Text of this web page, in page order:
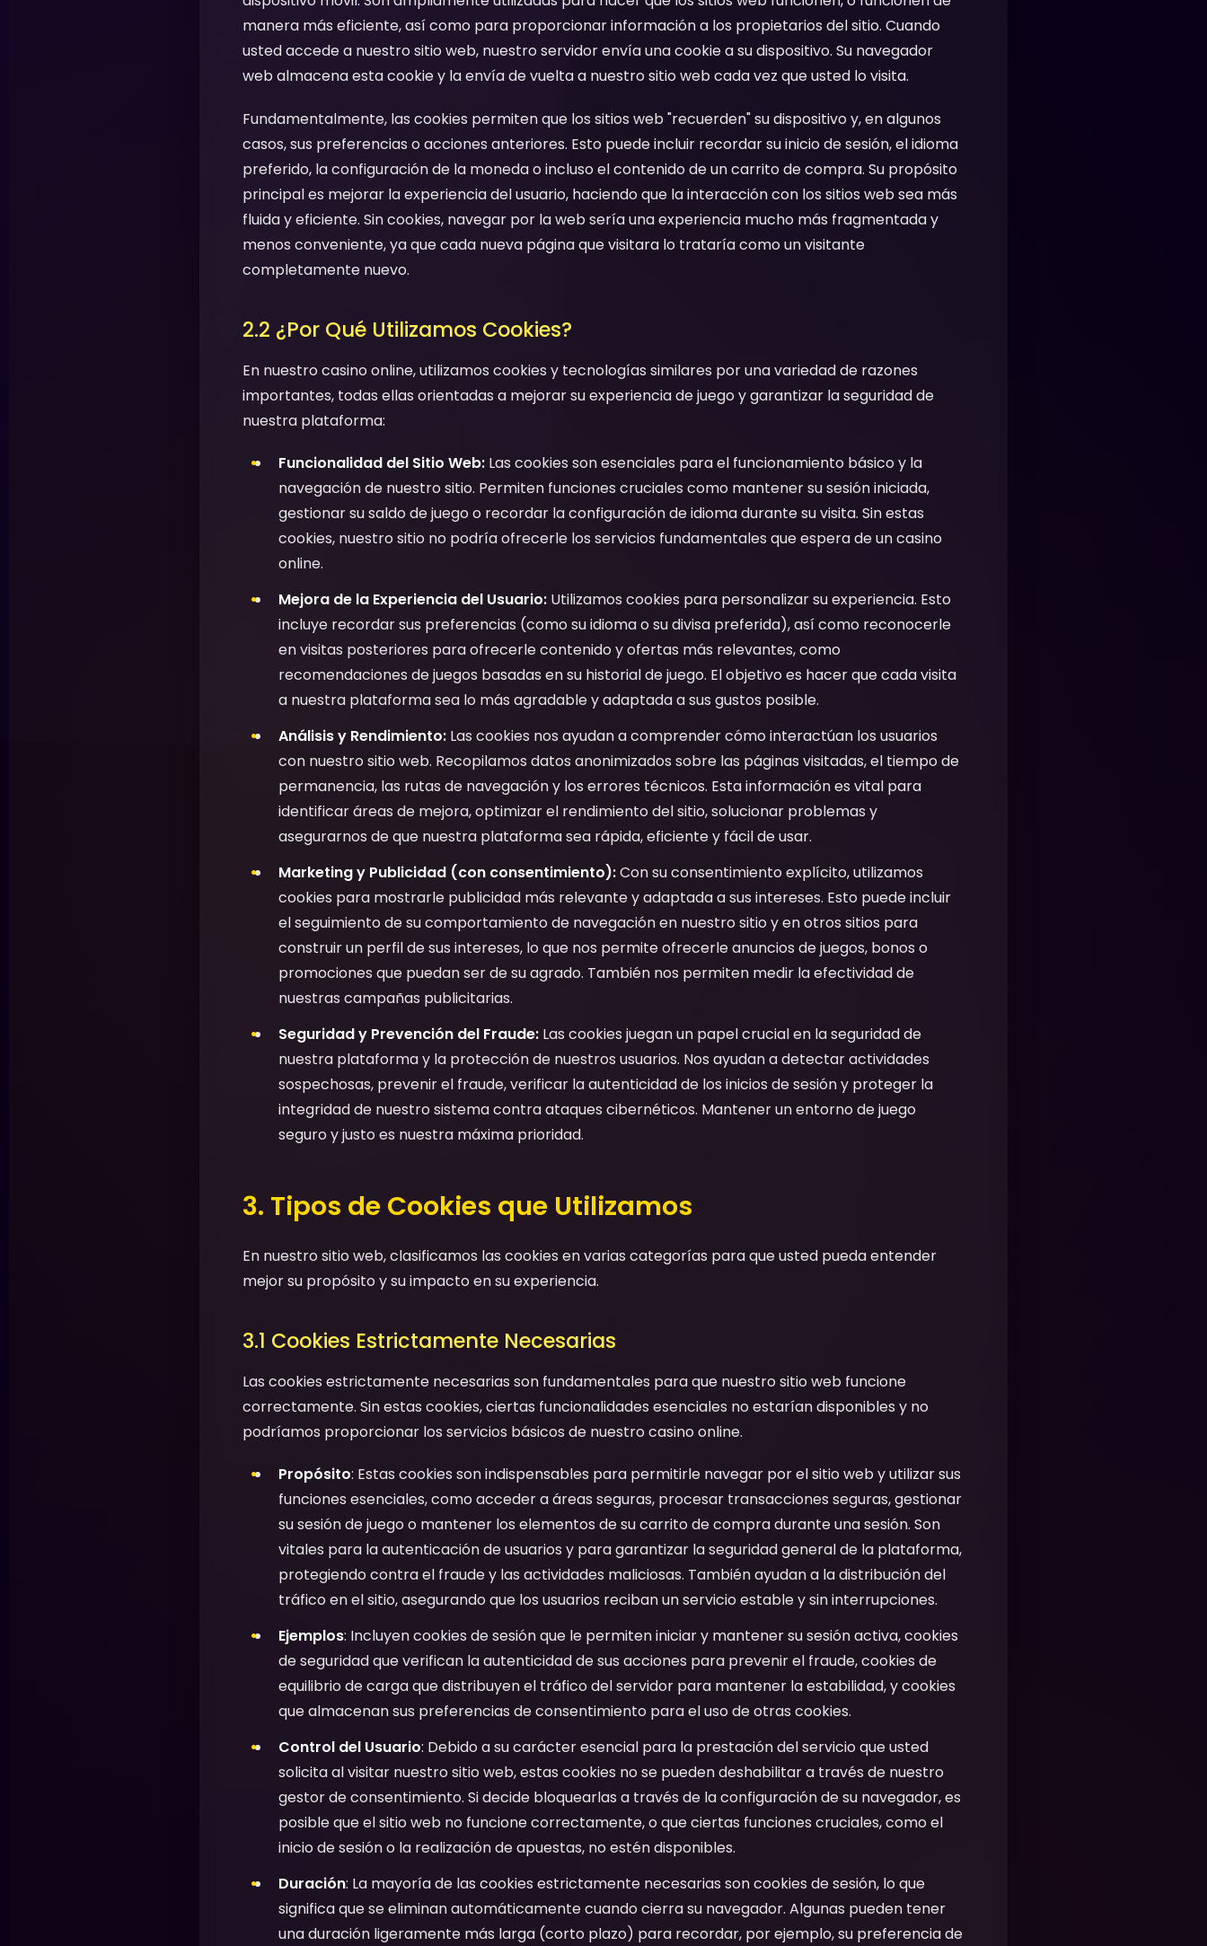
manera más eficiente, así como para proporcionar información a los propietarios del sitio. Cuando
usted accede a nuestro sitio web, nuestro servidor envía una cookie a su dispositivo. Su navegador
web almacena esta cookie y la envía de vuelta a nuestro sitio web cada vez que usted lo visita.
Fundamentalmente, las cookies permiten que los sitios web "recuerden" su dispositivo y, en algunos
casos, sus preferencias o acciones anteriores. Esto puede incluir recordar su inicio de sesión, el idioma
preferido, la configuración de la moneda o incluso el contenido de un carrito de compra. Su propósito
principal es mejorar la experiencia del usuario, haciendo que la interacción con los sitios web sea más
fluida y eficiente. Sin cookies, navegar por la web sería una experiencia mucho más fragmentada y
menos conveniente, ya que cada nueva página que visitara lo trataría como un visitante
completamente nuevo.
2.2 ¿Por Qué Utilizamos Cookies?
En nuestro casino online, utilizamos cookies y tecnologías similares por una variedad de razones
importantes, todas ellas orientadas a mejorar su experiencia de juego y garantizar la seguridad de
nuestra plataforma:
Funcionalidad del Sitio Web: Las cookies son esenciales para el funcionamiento básico y la
navegación de nuestro sitio. Permiten funciones cruciales como mantener su sesión iniciada,
gestionar su saldo de juego o recordar la configuración de idioma durante su visita. Sin estas
cookies, nuestro sitio no podría ofrecerle los servicios fundamentales que espera de un casino
online.
Mejora de la Experiencia del Usuario: Utilizamos cookies para personalizar su experiencia. Esto
incluye recordar sus preferencias (como su idioma o su divisa preferida), así como reconocerle
en visitas posteriores para ofrecerle contenido y ofertas más relevantes, como
recomendaciones de juegos basadas en su historial de juego. El objetivo es hacer que cada visita
a nuestra plataforma sea lo más agradable y adaptada a sus gustos posible.
Análisis y Rendimiento: Las cookies nos ayudan a comprender cómo interactúan los usuarios
con nuestro sitio web. Recopilamos datos anonimizados sobre las páginas visitadas, el tiempo de
permanencia, las rutas de navegación y los errores técnicos. Esta información es vital para
identificar áreas de mejora, optimizar el rendimiento del sitio, solucionar problemas y
asegurarnos de que nuestra plataforma sea rápida, eficiente y fácil de usar.
Marketing y Publicidad (con consentimiento):Con su consentimiento explícito, utilizamos
cookies para mostrarle publicidad más relevante y adaptada a sus intereses. Esto puede incluir
el seguimiento de su comportamiento de navegación en nuestro sitio y en otros sitios para
construir un perfil de sus intereses, lo que nos permite ofrecerle anuncios de juegos, bonos o
promociones que puedan ser de su agrado. También nos permiten medir la efectividad de
nuestras campañas publicitarias.
Seguridad y Prevención del Fraude: Las cookies juegan un papel crucial en la seguridad de
nuestra plataforma y la protección de nuestros usuarios. Nos ayudan a detectar actividades
sospechosas, prevenir el fraude, verificar la autenticidad de los inicios de sesión y proteger la
integridad de nuestro sistema contra ataques cibernéticos. Mantener un entorno de juego
seguro y justo es nuestra máxima prioridad.
3. Tipos de Cookies que Utilizamos
En nuestro sitio web, clasificamos las cookies en varias categorías para que usted pueda entender
mejor su propósito y su impacto en su experiencia.
3.1 Cookies Estrictamente Necesarias
Las cookies estrictamente necesarias son fundamentales para que nuestro sitio web funcione
correctamente. Sin estas cookies, ciertas funcionalidades esenciales no estarían disponibles y no
podríamos proporcionar los servicios básicos de nuestro casino online.
Propósito: Estas cookies son indispensables para permitirle navegar por el sitio web y utilizar sus
funciones esenciales, como acceder a áreas seguras, procesar transacciones seguras, gestionar
su sesión de juego o mantener los elementos de su carrito de compra durante una sesión. Son
vitales para la autenticación de usuarios y para garantizar la seguridad general de la plataforma,
protegiendo contra el fraude y las actividades maliciosas. También ayudan a la distribución del
tráfico en el sitio, asegurando que los usuarios reciban un servicio estable y sin interrupciones.
Ejemplos: Incluyen cookies de sesión que le permiten iniciar y mantener su sesión activa, cookies
de seguridad que verifican la autenticidad de sus acciones para prevenir el fraude, cookies de
equilibrio de carga que distribuyen el tráfico del servidor para mantener la estabilidad, y cookies
que almacenan sus preferencias de consentimiento para el uso de otras cookies.
Control del Usuario: Debido a su carácter esencial para la prestación del servicio que usted
solicita al visitar nuestro sitio web, estas cookies no se pueden deshabilitar a través de nuestro
gestor de consentimiento. Si decide bloquearlas a través de la configuración de su navegador, es
posible que el sitio web no funcione correctamente, o que ciertas funciones cruciales, como el
inicio de sesión o la realización de apuestas, no estén disponibles.
Duración: La mayoría de las cookies estrictamente necesarias son cookies de sesión, lo que
significa que se eliminan automáticamente cuando cierra su navegador. Algunas pueden tener
una duración ligeramente más larga (corto plazo) para recordar, por ejemplo, su preferencia de